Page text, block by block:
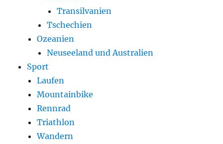
Transilvanien
Tschechien
Ozeanien
Neuseeland und Australien
Sport
Laufen
Mountainbike
Rennrad
Triathlon
Wandern